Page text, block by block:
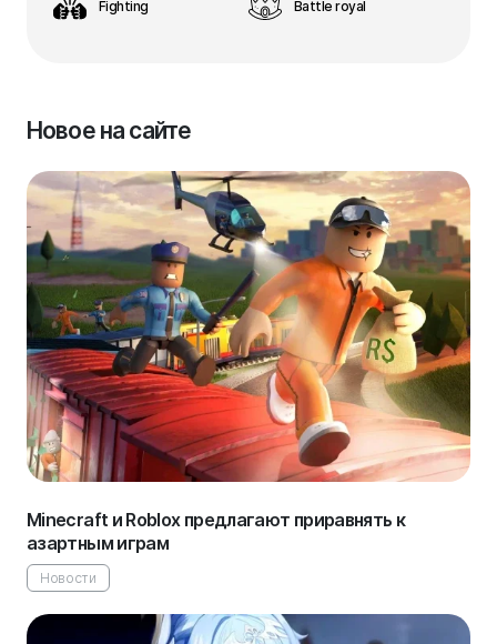
Fighting Battle royal
Новое на сайте
Minecraft и Roblox предлагают приравнять к
азартным играм
Новости